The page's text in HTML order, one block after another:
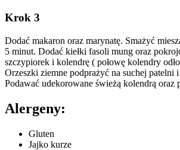
Krok 3
Dodać makaron oraz marynatę. Smażyć
5 minut. Dodać kiełki fasoli mung oraz
szczypiorek i kolendrę ( połowę kolendry
Orzeszki ziemne podprażyć na suchej patelni
Podawać udekorowane świeżą kolendrą oraz
Alergeny:
Gluten
Jajko kurze